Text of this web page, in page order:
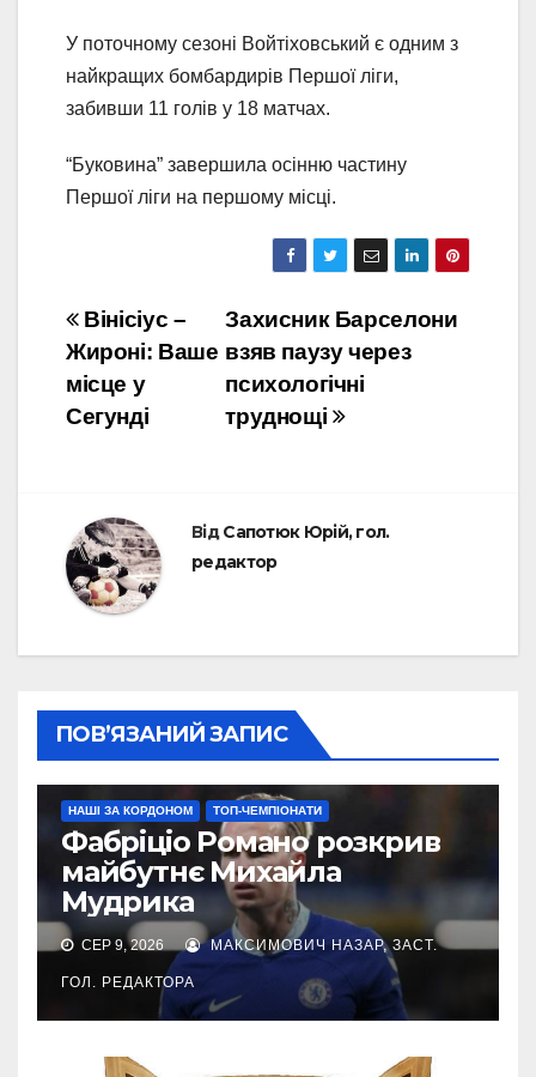
У поточному сезоні Войтіховський є одним з
найкращих бомбардирів Першої ліги,
забивши 11 голів у 18 матчах.
“Буковина” завершила осінню частину
Першої ліги на першому місці.
Навігація
записів
Захисник Барселони
взяв паузу через
психологічні
труднощі
Вінісіус –
Жироні: Ваше
місце у
Сегунді
ВідСапотюк Юрій, гол.
редактор
ПОВ’ЯЗАНИЙ ЗАПИС
НАШІ ЗА КОРДОНОМ ТОП-ЧЕМПІОНАТИ
Фабріціо Романо розкрив
майбутнє Михайла
Мудрика
СЕР 9, 2026 МАКСИМОВИЧ НАЗАР, ЗАСТ.
ГОЛ. РЕДАКТОРА